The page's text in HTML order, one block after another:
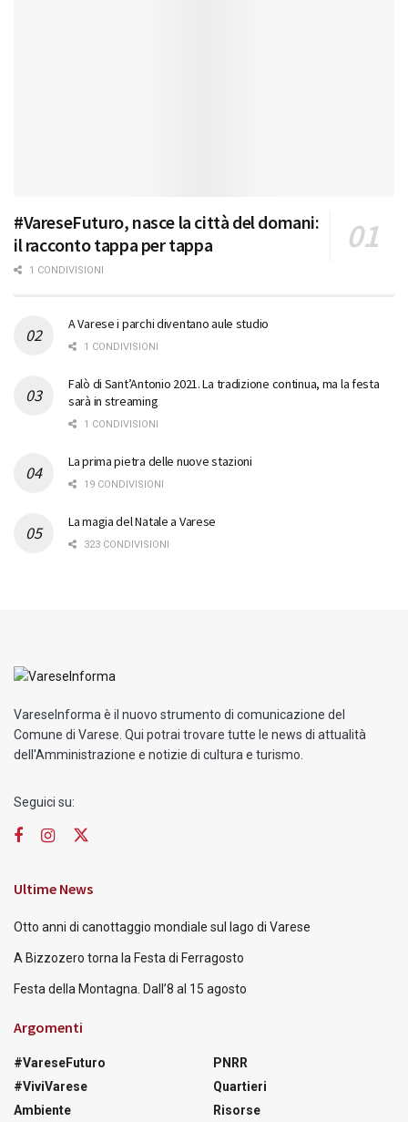
#VareseFuturo, nasce la città del domani:
il racconto tappa per tappa
1 CONDIVISIONI
A Varese i parchi diventano aule studio
1 CONDIVISIONI
Falò di Sant’Antonio 2021. La tradizione continua, ma la festa
sarà in streaming
1 CONDIVISIONI
La prima pietra delle nuove stazioni
19 CONDIVISIONI
La magia del Natale a Varese
323 CONDIVISIONI
VareseInforma è il nuovo strumento di comunicazione del
Comune di Varese. Qui potrai trovare tutte le news di attualità
dell'Amministrazione e notizie di cultura e turismo.
Seguici su:
Ultime News
Otto anni di canottaggio mondiale sul lago di Varese
A Bizzozero torna la Festa di Ferragosto
Festa della Montagna. Dall’8 al 15 agosto
Argomenti
#VareseFuturo
#ViviVarese
Ambiente
PNRR
Quartieri
Risorse